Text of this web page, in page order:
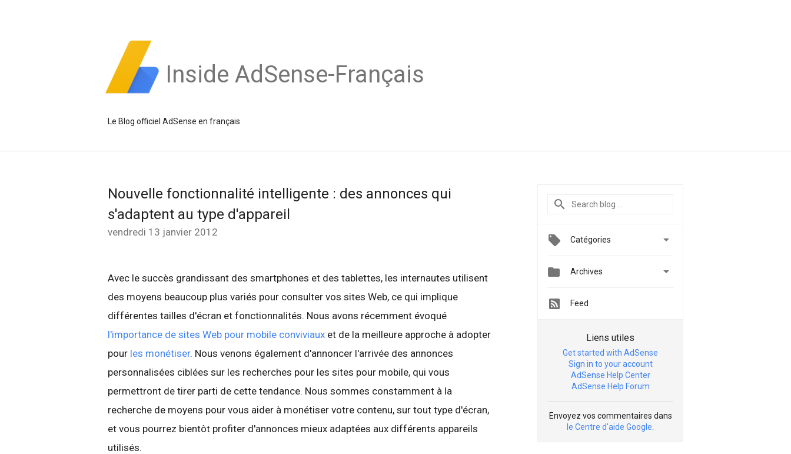
Inside AdSense-Français
Le Blog officiel AdSense en français
Nouvelle fonctionnalité intelligente : des annonces qui
s'adaptent au type d'appareil
vendredi 13 janvier 2012
Avec le succès grandissant des smartphones et des tablettes, les internautes utilisent
des moyens beaucoup plus variés pour consulter vos sites Web, ce qui implique
différentes tailles d'écran et fonctionnalités. Nous avons récemment évoqué
l'importance de sites Web pour mobile conviviaux et de la meilleure approche à adopter
pour les monétiser. Nous venons également d'annoncer l'arrivée des annonces
personnalisées ciblées sur les recherches pour les sites pour mobile, qui vous
permettront de tirer parti de cette tendance. Nous sommes constamment à la
recherche de moyens pour vous aider à monétiser votre contenu, sur tout type d'écran,
et vous pourrez bientôt profiter d'annonces mieux adaptées aux différents appareils
utilisés.
Catégories 
 Archives 
Feed
Liens utiles
Get started with AdSense
Sign in to your account
AdSense Help Center
AdSense Help Forum
Envoyez vos commentaires dans
le Centre d'aide Google